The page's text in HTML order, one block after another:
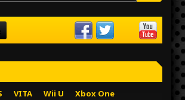
VITA Wii U
Xbox One